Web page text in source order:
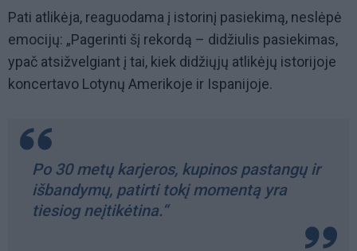
Pati atlikėja, reaguodama į istorinį pasiekimą, neslėpė
emocijų: „Pagerinti šį rekordą – didžiulis pasiekimas,
ypač atsižvelgiant į tai, kiek didžiųjų atlikėjų istorijoje
koncertavo Lotynų Amerikoje ir Ispanijoje.
Po 30 metų karjeros, kupinos pastangų ir
išbandymų, patirti tokį momentą yra
tiesiog neįtikėtina.“